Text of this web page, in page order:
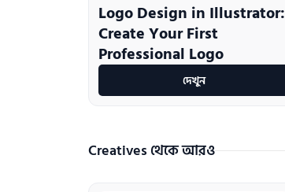
Logo Design in Illustrator:
Create Your First
Professional Logo
দেখুন
Creatives থেকে আরও